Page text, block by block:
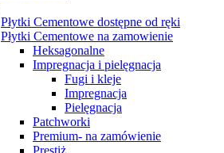
Płytki Cementowe dostępne od ręki
Płytki Cementowe na zamowienie
Heksagonalne
Impregnacja i pielęgnacja
Fugi i kleje
Impregnacja
Pielęgnacja
Patchworki
Premium- na zamówienie
Prestiż